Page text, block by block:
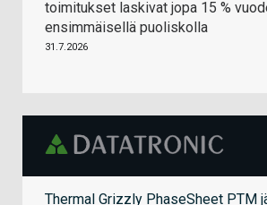
toimitukset laskivat jopa 15 %
ensimmäisellä puoliskolla
31.7.2026
Thermal Grizzly PhaseSheet PTM